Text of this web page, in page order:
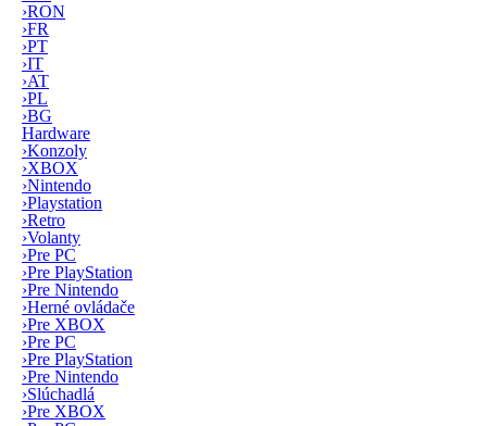
›RON
›FR
›PT
›IT
›AT
›PL
›BG
Hardware
›Konzoly
›XBOX
›Nintendo
›Playstation
›Retro
›Volanty
›Pre PC
›Pre PlayStation
›Pre Nintendo
›Herné ovládače
›Pre XBOX
›Pre PC
›Pre PlayStation
›Pre Nintendo
›Slúchadlá
›Pre XBOX